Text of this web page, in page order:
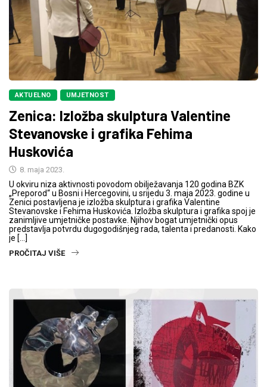
AKTUELNO UMJETNOST
Zenica: Izložba skulptura Valentine
Stevanovske i grafika Fehima
Huskovića
8. maja 2023.
U okviru niza aktivnosti povodom obilježavanja 120 godina BZK
„Preporod“ u Bosni i Hercegovini, u srijedu 3. maja 2023. godine u
Zenici postavljena je izložba skulptura i grafika Valentine
Stevanovske i Fehima Huskovića. Izložba skulptura i grafika spoj je
zanimljive umjetničke postavke. Njihov bogat umjetnički opus
predstavlja potvrdu dugogodišnjeg rada, talenta i predanosti. Kako
je […]
PROČITAJ VIŠE